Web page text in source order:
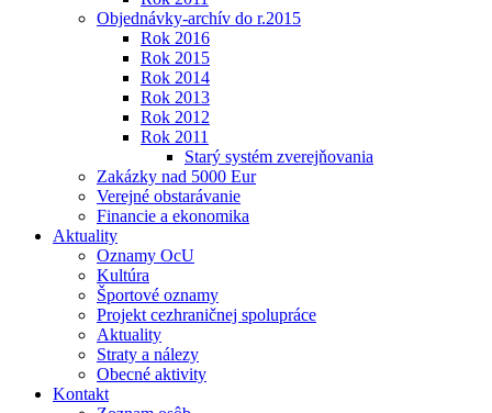
Objednávky-archív do r.2015
Rok 2016
Rok 2015
Rok 2014
Rok 2013
Rok 2012
Rok 2011
Starý systém zverejňovania
Zakázky nad 5000 Eur
Verejné obstarávanie
Financie a ekonomika
Aktuality
Oznamy OcU
Kultúra
Športové oznamy
Projekt cezhraničnej spolupráce
Aktuality
Straty a nálezy
Obecné aktivity
Kontakt